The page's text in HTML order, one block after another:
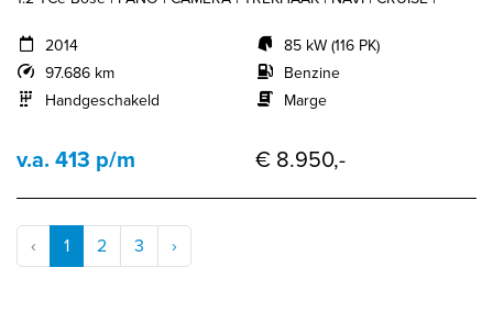
2014
97.686 km
Handgeschakeld
85 kW (116 PK)
Benzine
Marge
v.a. 413 p/m € 8.950,-
‹ 1 2 3 ›